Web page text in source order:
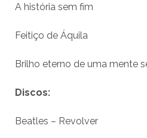
A história sem fim
Feitiço de Áquila
Brilho eterno de uma mente
Discos:
Beatles – Revolver